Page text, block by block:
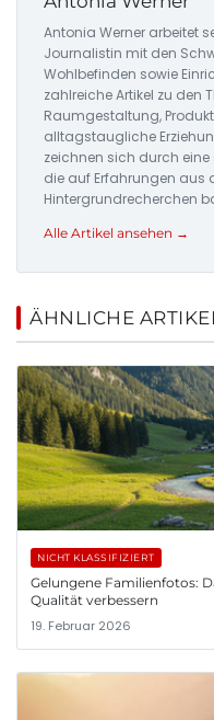
Antonia Werner arbeitet
Journalistin mit den
Wohlbefinden sowie
zahlreiche Artikel zu den
Raumgestaltung,
alltagstaugliche
zeichnen sich durch
die auf Erfahrungen aus
Hintergrundrecherchen
Alle Artikel ansehen →
ÄHNLICHE
NICHT KLASSIFIZIERT
Gelungene Familienfotos:
Qualität verbessern
19. Februar 2026